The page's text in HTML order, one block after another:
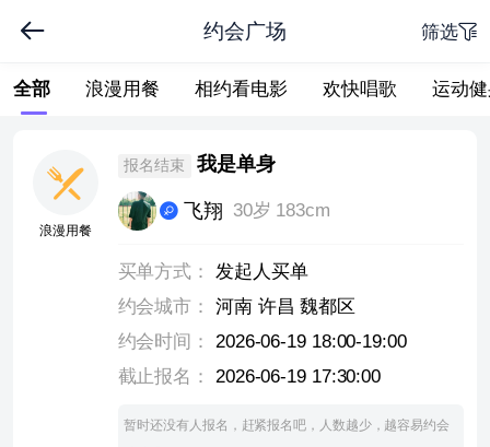
约会广场 筛选
全部 浪漫用餐 相约看电影 欢快唱歌 运动
下拉刷新
浪漫用餐
报名结束 我是单身
飞翔 30岁 183cm
买单方式：
发起人买单
约会城市：
河南 许昌 魏都区
约会时间：
2026-06-19 18:00-19:00
截止报名：
2026-06-19 17:30:00
暂时还没有人报名，赶紧报名吧，人数越少，越容易约会